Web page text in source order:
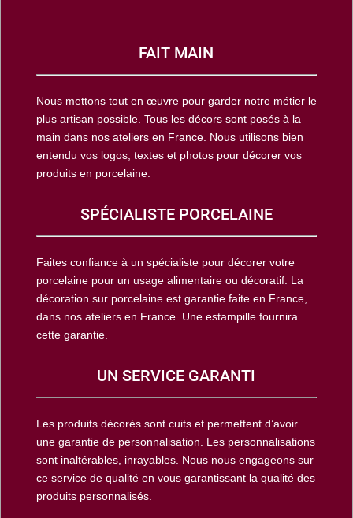
FAIT MAIN
Nous mettons tout en œuvre pour garder notre métier le
plus artisan possible. Tous les décors sont posés à la
main dans nos ateliers en France. Nous utilisons bien
entendu vos logos, textes et photos pour décorer vos
produits en porcelaine.
SPÉCIALISTE PORCELAINE
Faites confiance à un spécialiste pour décorer votre
porcelaine pour un usage alimentaire ou décoratif. La
décoration sur porcelaine est garantie faite en France,
dans nos ateliers en France. Une estampille fournira
cette garantie.
UN SERVICE GARANTI
Les produits décorés sont cuits et permettent d’avoir
une garantie de personnalisation. Les personnalisations
sont inaltérables, inrayables. Nous nous engageons sur
ce service de qualité en vous garantissant la qualité des
produits personnalisés.